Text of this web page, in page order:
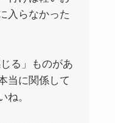
入らなかった
る」ものがあ
当に関係して
ね。